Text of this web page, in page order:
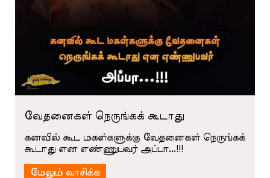
வேதனைகள் நெருங்கக் கூடாது
கனவில் கூட மகள்களுக்கு வேதனைகள் நெருங்கக்
கூடாது என எண்ணுபவர் அப்பா...!!!
மேலும் வாசிக்க